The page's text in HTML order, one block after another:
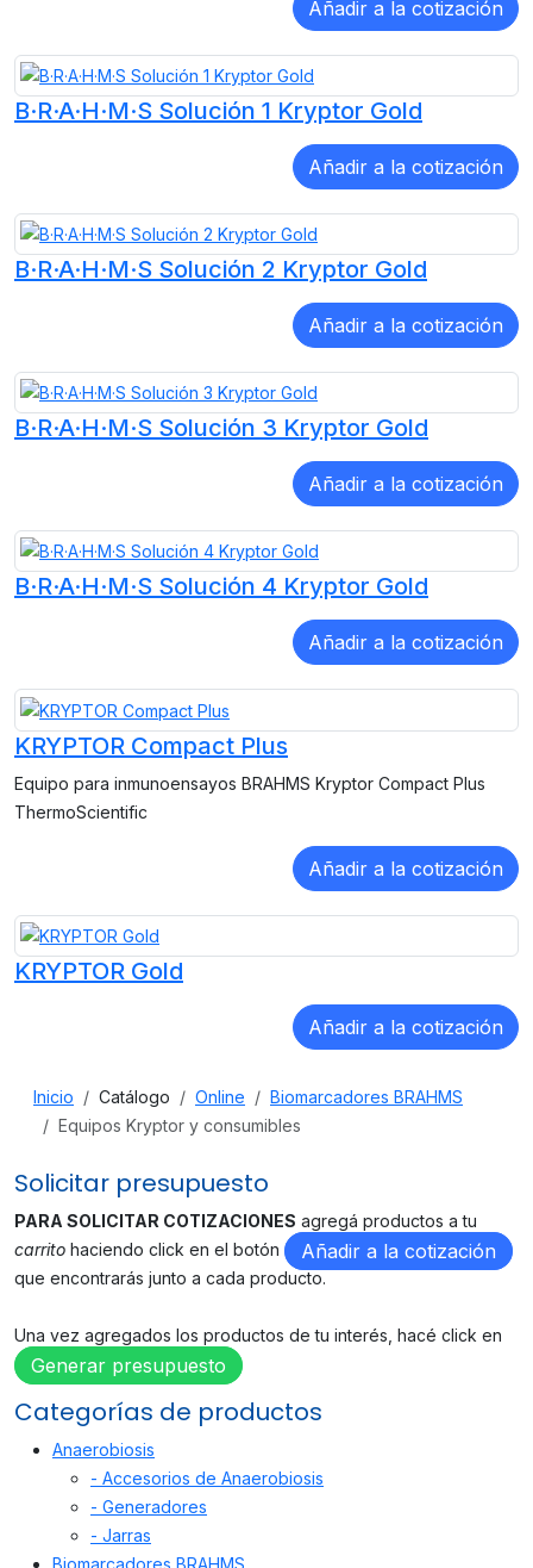
B·R·A·H·M·S Solución 1 Kryptor Gold
B·R·A·H·M·S Solución 2 Kryptor Gold
B·R·A·H·M·S Solución 3 Kryptor Gold
B·R·A·H·M·S Solución 4 Kryptor Gold
KRYPTOR Compact Plus
Equipo para inmunoensayos BRAHMS Kryptor Compact Plus
ThermoScientific
KRYPTOR Gold
Inicio Catálogo Online
Biomarcadores BRAHMS
Equipos Kryptor y consumibles
Solicitar presupuesto
PARA SOLICITAR COTIZACIONES agregá productos a tu
carrito haciendo click en el botón Añadir a la cotización
que encontrarás junto a cada producto.
Una vez agregados los productos de tu interés, hacé click en
Generar presupuesto
Categorías de productos
Anaerobiosis
- Accesorios de Anaerobiosis
- Generadores
- Jarras
Biomarcadores BRAHMS